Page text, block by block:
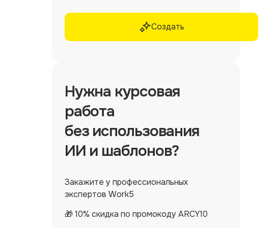
Создать
Нужна курсовая
работа
без использования
ИИ и шаблонов?
Закажите у профессиональных
экспертов Work5
🎁 10% скидка по промокоду ARCY10